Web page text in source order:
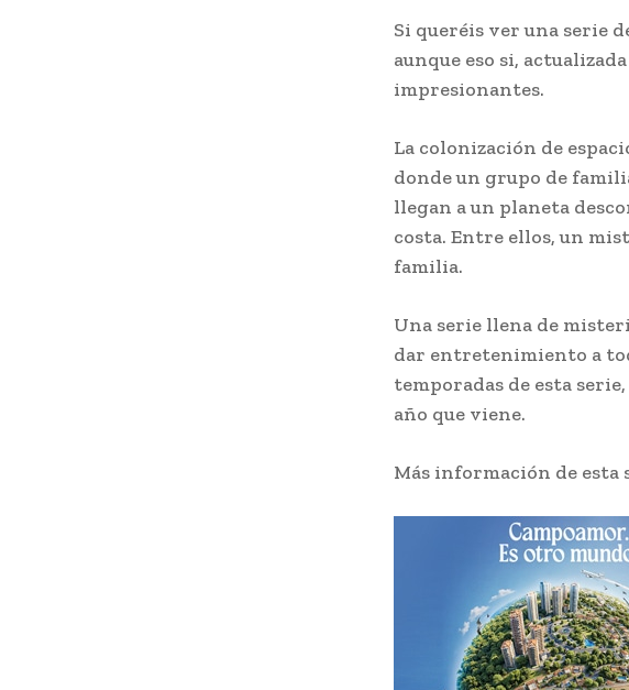
Si queréis ver una serie
aunque eso si,
impresionantes.
La colonización de
donde un grupo de
llegan a un planeta
costa. Entre ellos, un
familia.
Una serie llena de
dar entretenimiento a
temporadas de esta
año que viene.
Más información de esta